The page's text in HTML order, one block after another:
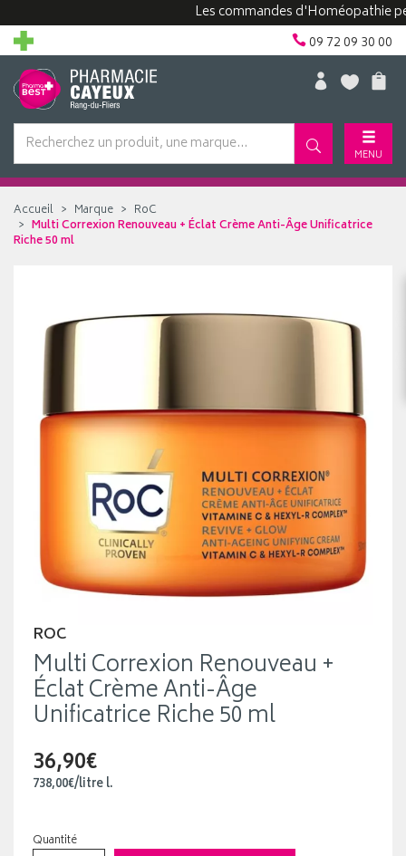
Les commandes d'Homéopathie
09 72 09 30 00
MENU
Accueil Marque
RoC
Multi Correxion Renouveau + Éclat Crème Anti-Âge Unificatrice
Riche 50 ml
ROC
Multi Correxion Renouveau +
Éclat Crème Anti-Âge
Unificatrice Riche 50 ml
36,90€
738,00€/litrel.
Quantité